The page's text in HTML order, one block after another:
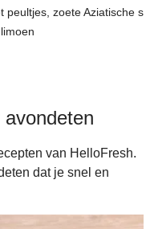
peultjes, zoete Aziatische
van HelloFresh.
dat je snel en